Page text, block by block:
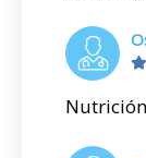
Nutrición